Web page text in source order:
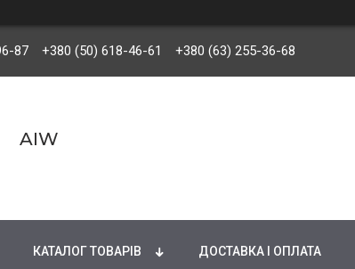
87 +380 (50) 618-46-61 +380 (63) 255-36-68
AIW
КАТАЛОГ ТОВАРІВ ДОСТАВКА І ОПЛАТА